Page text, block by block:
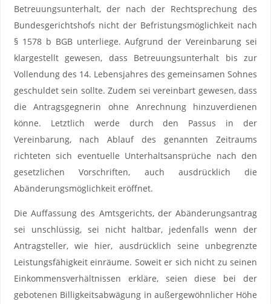
Betreuungsunterhalt, der nach der Rechtsprechung des
Bundesgerichtshofs nicht der Befristungsmöglichkeit nach
§ 1578 b BGB unterliege. Aufgrund der Vereinbarung sei
klargestellt gewesen, dass Betreuungsunterhalt bis zur
Vollendung des 14. Lebensjahres des gemeinsamen Sohnes
geschuldet sein sollte. Zudem sei vereinbart gewesen, dass
die Antragsgegnerin ohne Anrechnung hinzuverdienen
könne. Letztlich werde durch den Passus in der
Vereinbarung, nach Ablauf des genannten Zeitraums
richteten sich eventuelle Unterhaltsansprüche nach den
gesetzlichen Vorschriften, auch ausdrücklich die
Abänderungsmöglichkeit eröffnet.
Die Auffassung des Amtsgerichts, der Abänderungsantrag
sei unschlüssig, sei nicht haltbar, jedenfalls wenn der
Antragsteller, wie hier, ausdrücklich seine unbegrenzte
Leistungsfähigkeit einräume. Soweit er sich nicht zu seinen
Einkommensverhältnissen erkläre, seien diese bei der
gebotenen Billigkeitsabwägung in außergewöhnlicher Höhe